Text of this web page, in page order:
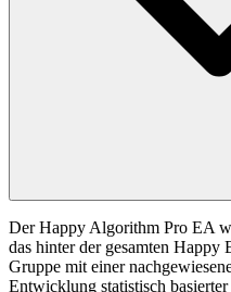
Der Happy Algorithm Pro EA
das hinter der gesamten Happy
Gruppe mit einer
Entwicklung statistisch